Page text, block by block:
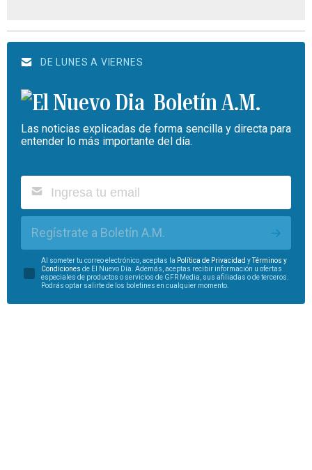
DE LUNES A VIERNES
Boletín A.M.
Las noticias explicadas de forma sencilla y directa para
entender lo más importante del día.
Regístrate a Boletín A.M.
Al someter tu correo electrónico, aceptas la Política de Privacidad y
Términos y
Condiciones de El Nuevo Día. Además, aceptas recibir información u ofertas
especiales de productos o servicios de GFR Media, sus afiliadas o de terceros.
Podrás optar salirte de los boletines en cualquier momento.